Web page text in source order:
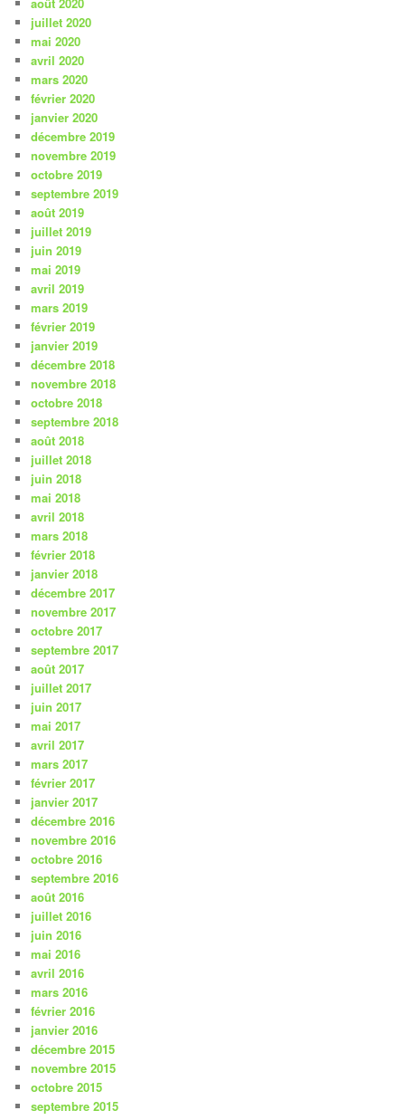
juillet 2020
mai 2020
avril 2020
mars 2020
février 2020
janvier 2020
décembre 2019
novembre 2019
octobre 2019
septembre 2019
août 2019
juillet 2019
juin 2019
mai 2019
avril 2019
mars 2019
février 2019
janvier 2019
décembre 2018
novembre 2018
octobre 2018
septembre 2018
août 2018
juillet 2018
juin 2018
mai 2018
avril 2018
mars 2018
février 2018
janvier 2018
décembre 2017
novembre 2017
octobre 2017
septembre 2017
août 2017
juillet 2017
juin 2017
mai 2017
avril 2017
mars 2017
février 2017
janvier 2017
décembre 2016
novembre 2016
octobre 2016
septembre 2016
août 2016
juillet 2016
juin 2016
mai 2016
avril 2016
mars 2016
février 2016
janvier 2016
décembre 2015
novembre 2015
octobre 2015
septembre 2015